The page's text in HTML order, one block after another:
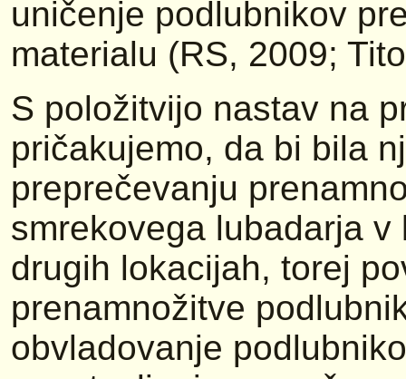
uničenje podlubnikov
materialu (RS, 2009;
S položitvijo nastav na
pričakujemo, da bi bila
preprečevanju
smrekovega lubadarja
drugih lokacijah, torej
prenamnožitve
obvladovanje